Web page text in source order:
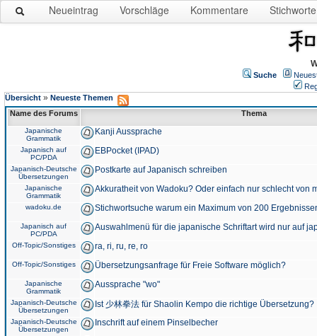
Neueintrag Vorschläge Kommentare Stichworte
Suche
Übersicht » Neueste Themen
Name des Forums
Thema
Japanische
Grammatik
Kanji Aussprache
Japanisch auf
PC/PDA
EBPocket (IPAD)
Japanisch-Deutsche
Übersetzungen
Postkarte auf Japanisch schreiben
Japanische
Grammatik
Akkuratheit von Wadoku? Oder einfach nur schlecht von
wadoku.de Stichwortsuche warum ein Maximum von 200
Japanisch auf
PC/PDA
Auswahlmenü für die japanische Schriftart wird nur auf
Off-Topic/Sonstiges ra, ri, ru, re, ro
Off-Topic/Sonstiges Übersetzungsanfrage für Freie Software möglich?
Japanische
Grammatik
Aussprache "wo"
Japanisch-Deutsche
Übersetzungen
Ist 少林拳法 für Shaolin Kempo die richtige Übersetzung?
Japanisch-Deutsche
Übersetzungen
Inschrift auf einem Pinselbecher